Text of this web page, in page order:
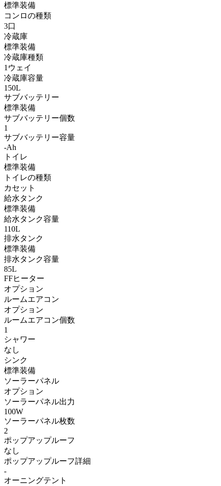
標準装備
コンロの種類
3口
冷蔵庫
標準装備
冷蔵庫種類
1ウェイ
冷蔵庫容量
150L
サブバッテリー
標準装備
サブバッテリー個数
1
サブバッテリー容量
-Ah
トイレ
標準装備
トイレの種類
カセット
給水タンク
標準装備
給水タンク容量
110L
排水タンク
標準装備
排水タンク容量
85L
FFヒーター
オプション
ルームエアコン
オプション
ルームエアコン個数
1
シャワー
なし
シンク
標準装備
ソーラーパネル
オプション
ソーラーパネル出力
100W
ソーラーパネル枚数
2
ポップアップルーフ
なし
ポップアップルーフ詳細
-
オーニングテント